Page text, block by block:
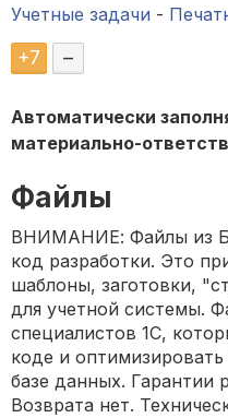
Учетные задачи -
+7 –
Автоматически
материально-
Файлы
ВНИМАНИЕ: Файлы из
код разработки. Это
шаблоны, заготовки,
для учетной системы.
специалистов 1С,
коде и
базе данных. Гарантии
Возврата нет.